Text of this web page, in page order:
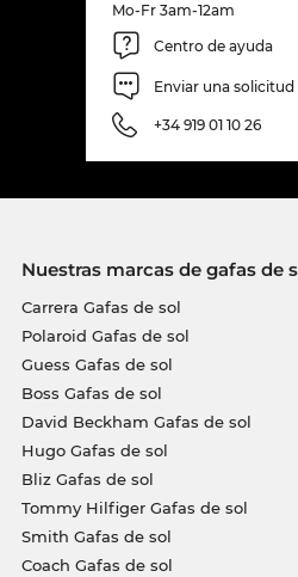
Mo-Fr 3am-12am
Centro de ayuda
Enviar una solicitud
+34 919 01 10 26
Nuestras marcas de gafas de
Carrera Gafas de sol
Polaroid Gafas de sol
Guess Gafas de sol
Boss Gafas de sol
David Beckham Gafas de sol
Hugo Gafas de sol
Bliz Gafas de sol
Tommy Hilfiger Gafas de sol
Smith Gafas de sol
Coach Gafas de sol